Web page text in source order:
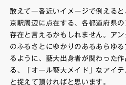
敢えて一番近いイメージで例える
京駅周辺に点在する、各都道府県
存在と言えるかもしれません。ア
のふるさとにゆかりのあるあらゆ
るように、藝大出身者が関わった
る、「オール藝大メイド」なアイ
と捉えて頂ければと思います。